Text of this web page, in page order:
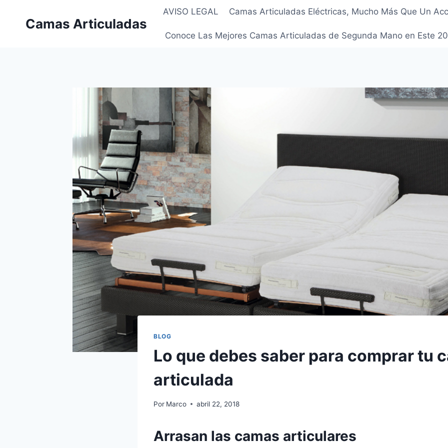
Camas Articuladas
AVISO LEGAL Camas Articuladas Eléctricas, Mucho Más Que Un
Conoce Las Mejores Camas Articuladas de Segunda Mano en Este
BLOG
Lo que debes saber para comprar tu
articulada
Por Marco abril 22, 2018
Arrasan las camas articulares